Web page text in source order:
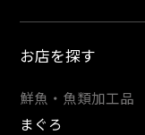
お店を探す
鮮魚・魚類加工品
まぐろ